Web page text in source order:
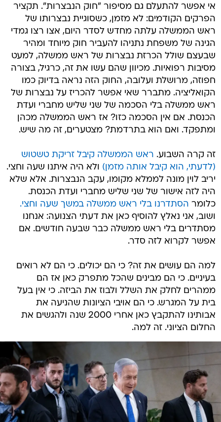
אי אפשר להתעלם גם מסיפור "חוק הנבצרות". תקציר
הפרקים הקודמים: לא מזמן, כשסוגיית נבצרותו של
ראש הממשלה עלתה מחדש לסדר היום, אצו רצו גמדי
הגינה של משפחת נתניהו להעביר חוק מיוחד ומהיר
שבעצם שולל הכרזת נבצרות של ראש ממשלה, למעט
מסיבות רפואיות. מכיוון שהם עשו את זה, כרגיל, בצורה
חפוזה, מרושלת ועלובה, החוק הזה נראה בדיוק כמו
הקואליציה. מתברר שאי אפשר להכריז על נבצרות של
ראש ממשלה בלי הסכמה של שני שליש מחברי ועדת
הכנסת. אם אין הסכמה כזו? אז ראש הממשלה מכהן
ומתפקד. ואם הוא בתרדמת? מצטערים, זה מה שיש.
זה קרה השבוע. ראש הממשלה קיבל זריקת טשטוש
(לדעתי, הוא קיבל אותה מזמן) ולא היה איתנו שעה וחצי.
יריב לוין מונה לממלא מקומו, עקב הנבצרות. אלא שלא
היה לזה אישור של שני שליש מחברי ועדת הכנסת.
כלומר הסתדרנו בלי ראש ממשלה במשך שעה וחצי.
ושוב, אני נאלץ להוסיף כאן את דעתי הצנועה: אנחנו
מסתדרים בלי ראש ממשלה כבר שבעה חודשים. אם
אפשר לקרוא לזה סדר.
למה הם עושים את זה? כי הם יכולים. כי הם לא רואים
בעיניים. כי הם מבינים שהכל מתפרק כאן אז הם
ממהרים לחלק את השלל ולבוז את הביזה. כי אין בעל
בית על המגרש. כי הם אויבי הציונות שהניעה את
אבותינו להתקבץ כאן אחרי 2000 שנה ולהגשים את
החלום הציוני. זה למה.